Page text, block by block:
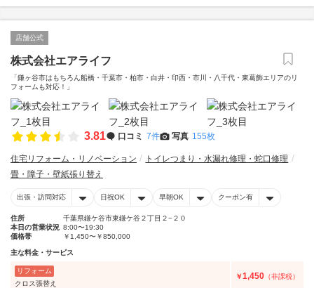
店舗公式
株式会社エアライフ
「鎌ヶ谷市はもちろん船橋・千葉市・柏市・白井・印西・市川・八千代・東葛飾エリアのリ
フォームも対応！」
3.81 口コミ 7件 写真 155枚
住宅リフォーム・リノベーション
トイレつまり・水漏れ修理・蛇口修理
畳・障子・壁紙張り替え
出張・訪問対応 日祝OK 早朝OK クーポン有
住所
千葉県鎌ケ谷市東鎌ケ谷２丁目２−２０
本日の営業状況 8:00〜19:30
価格帯
￥1,450〜￥850,000
主な料金・サービス
リフォーム
クロス張替え
￥1,450 （非課税）